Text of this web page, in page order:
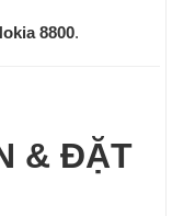
8800.
& ĐẶT